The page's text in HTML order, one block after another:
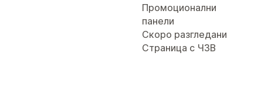
Промоционални
панели
Скоро разгледани
Страница с ЧЗВ